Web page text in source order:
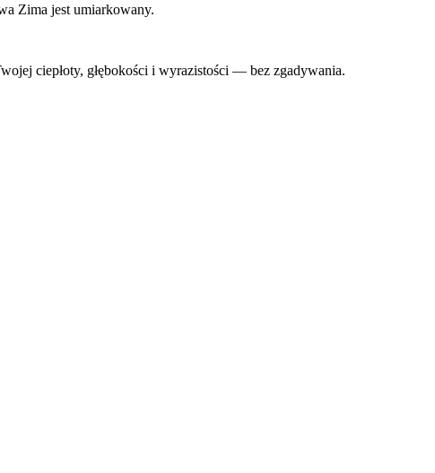
Zima jest umiarkowany.
ciepłoty, głębokości i wyrazistości — bez zgadywania.